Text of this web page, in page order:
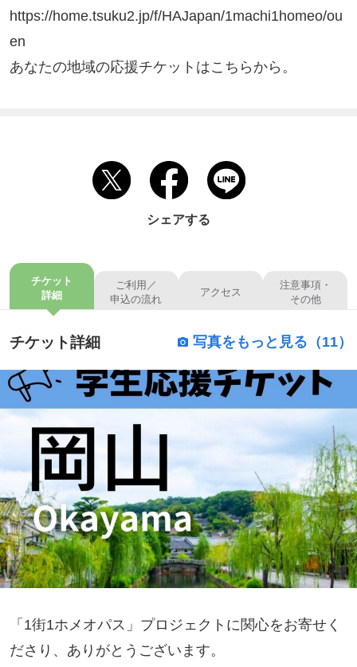
https://home.tsuku2.jp/f/HAJapan/1machi1homeo/ou
en
あなたの地域の応援チケットはこちらから。
シェアする
チケット
詳細
ご利用／
申込の流れ
アクセス
注意事項・
その他
チケット詳細 写真をもっと見る（11）
「1街1ホメオパス」プロジェクトに関心をお寄せく
ださり、ありがとうございます。